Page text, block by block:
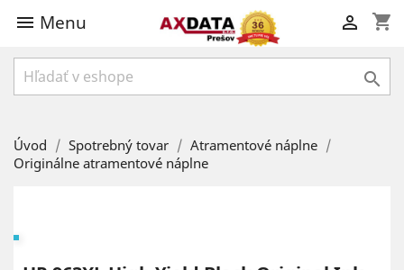
 Menu shopping_cart


Úvod Spotrebný tovar
Atramentové náplne
Originálne atramentové náplne